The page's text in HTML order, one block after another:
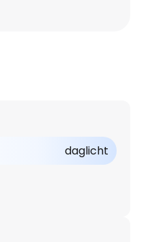
daglicht